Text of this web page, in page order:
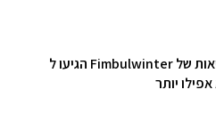
העלילה מתחילה מספר שנים אחרי האירועים במשחק 2018 God Of War, הרוחות המקפיאות של Fimbulwinter הגיעו ל